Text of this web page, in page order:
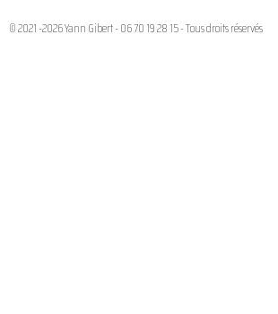
© 2021 -2026 Yann Gibert - 06 70 19 28 15 - Tous droits réservés